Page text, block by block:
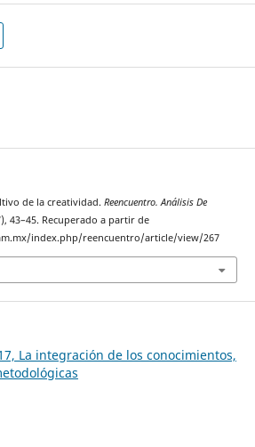
de la creatividad. Reencuentro. Análisis De
43–45. Recuperado a partir de
index.php/reencuentro/article/view/267
La integración de los conocimientos,